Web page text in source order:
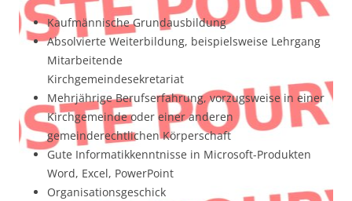
Kaufmännische Grundausbildung
Absolvierte Weiterbildung, beispielsweise Lehrgang
Mitarbeitende
Kirchgemeindesekretariat
Mehrjährige Berufserfahrung, vorzugsweise in einer
Kirchgemeinde oder einer anderen
gemeinderechtlichen Körperschaft
Gute Informatikkenntnisse in Microsoft-Produkten
Word, Excel, PowerPoint
Organisationsgeschick